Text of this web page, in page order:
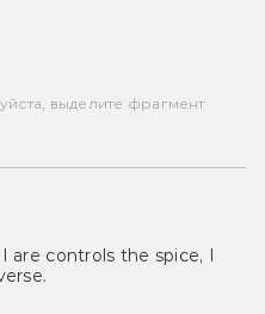
выделите фрагмент
are controls the spice, I